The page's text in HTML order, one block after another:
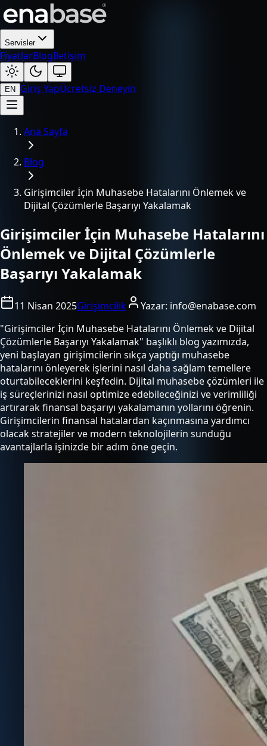
Servisler
FiyatlarBlogİletişim
EN Giriş YapÜcretsiz Deneyin
Ana Sayfa
Blog
Girişimciler İçin Muhasebe Hatalarını Önlemek ve
Dijital Çözümlerle Başarıyı Yakalamak
Girişimciler İçin Muhasebe Hatalarını
Önlemek ve Dijital Çözümlerle
Başarıyı Yakalamak
11 Nisan 2025Girişimcilik Yazar: info@enabase.com
"Girişimciler İçin Muhasebe Hatalarını Önlemek ve Dijital
Çözümlerle Başarıyı Yakalamak" başlıklı blog yazımızda,
yeni başlayan girişimcilerin sıkça yaptığı muhasebe
hatalarını önleyerek işlerini nasıl daha sağlam temellere
oturtabileceklerini keşfedin. Dijital muhasebe çözümleri ile
iş süreçlerinizi nasıl optimize edebileceğinizi ve verimliliği
artırarak finansal başarıyı yakalamanın yollarını öğrenin.
Girişimcilerin finansal hatalardan kaçınmasına yardımcı
olacak stratejiler ve modern teknolojilerin sunduğu
avantajlarla işinizde bir adım öne geçin.